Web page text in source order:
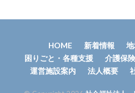
HOME 新着情報
困りごと・各種支援
介護保
運営施設案内
法人概要